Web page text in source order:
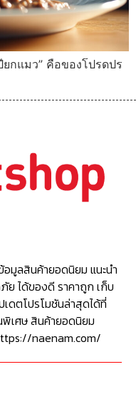
ยกแมว” คือของโปรดปร
มูลสินค้ายอดนิยม แนะนำ
ย ได้ของดี ราคาถูก เก็บ
ดตโปรโมชันล่าสุดได้ที่
เศษ สินค้ายอดนิยม
naenam.com/